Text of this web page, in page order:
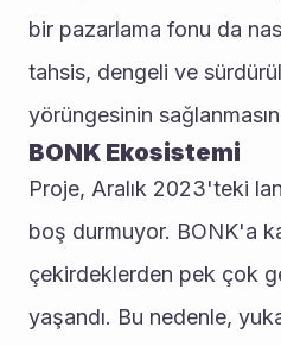
bir pazarlama fonu da
tahsis, dengeli ve
yörüngesinin
BONK Ekosistemi
Proje, Aralık 2023'teki
boş durmuyor. BONK'a
çekirdeklerden pek çok
yaşandı. Bu nedenle,